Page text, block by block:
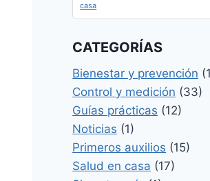
casa
CATEGORÍAS
Bienestar y prevención
Control y medición (33)
Guías prácticas (12)
Noticias (1)
Primeros auxilios (15)
Salud en casa (17)